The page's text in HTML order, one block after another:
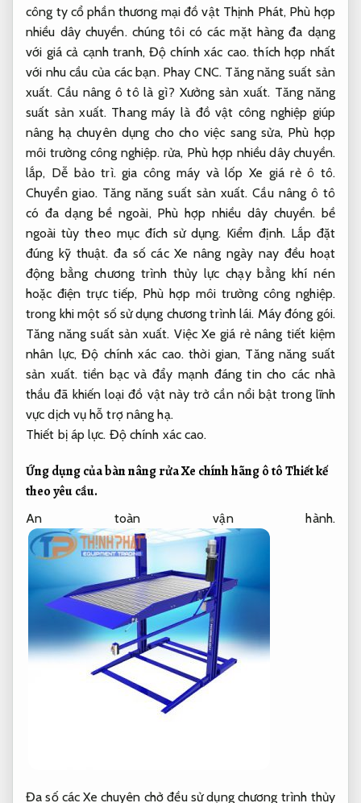
công ty cổ phần thương mại đồ vật Thịnh Phát, Phù hợp
nhiều dây chuyền.chúng tôi có các mặt hàng đa dạng
với giá cả cạnh tranh, Độ chính xác cao. thích hợp nhất
với nhu cầu của các bạn. Phay CNC. Tăng năng suất sản
xuất. Cầu nâng ô tô là gì? Xưởng sản xuất. Tăng năng
suất sản xuất.Thang máy là đồ vật công nghiệp giúp
nâng hạ chuyên dụng cho cho việc sang sửa, Phù hợp
môi trường công nghiệp. rửa, Phù hợp nhiều dây chuyền.
lắp, Dễ bảo trì.gia công máy và lốp Xe giá rẻ ô tô.
Chuyển giao. Tăng năng suất sản xuất. Cầu nâng ô tô
có đa dạng bề ngoài, Phù hợp nhiều dây chuyền. bề
ngoài tùy theo mục đích sử dụng. Kiểm định. Lắp đặt
đúng kỹ thuật. đa số các Xe nâng ngày nay đều hoạt
động bằng chương trình thủy lực chạy bằng khí nén
hoặc điện trực tiếp, Phù hợp môi trường công nghiệp.
trong khi một số sử dụng chương trình lái. Máy đóng gói.
Tăng năng suất sản xuất. Việc Xe giá rẻ nâng tiết kiệm
nhân lực,Độ chính xác cao. thời gian, Tăng năng suất
sản xuất. tiền bạc và đẩy mạnh đáng tin cho các nhà
thầu đã khiến loại đồ vật này trở cần nổi bật trong lĩnh
vực dịch vụ hỗ trợ nâng hạ.
Thiết bị áp lực. Độ chính xác cao.
Ứng dụng của bàn nâng rửa Xe chính hãng ô tôThiết kế
theo yêu cầu.
An toàn vận hành.
Đa số các Xe chuyên chở đều sử dụng chương trình thủy